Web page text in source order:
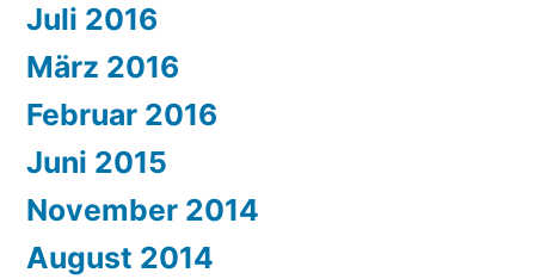
Juli 2016
März 2016
Februar 2016
Juni 2015
November 2014
August 2014